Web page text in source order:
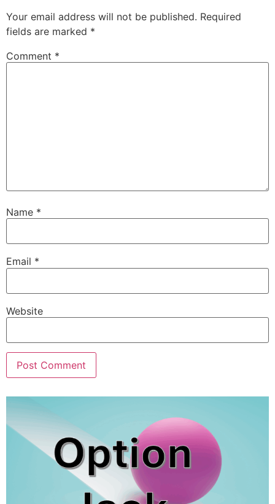
Your email address will not be published. Required
fields are marked *
Comment *
Name *
Email *
Website